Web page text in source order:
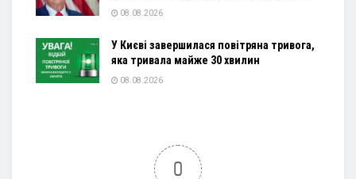
08.08.2026
У Києві завершилася повітряна тривога,
яка тривала майже 30 хвилин
08.08.2026
0